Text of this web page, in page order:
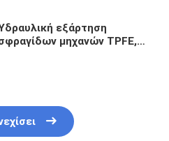
εξάρτηση
μηχανών TPFE,